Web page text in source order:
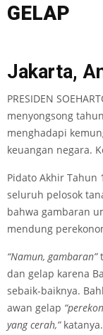
GELAP
Jakarta,
PRESIDEN
menyongsong
menghadapi
keuangan negara.
Pidato Akhir Tahun
seluruh pelosok
bahwa gambaran
mendung
“Namun, gambaran”
dan gelap karena
sebaik-baiknya.
awan gelap
yang cerah,”katanya.